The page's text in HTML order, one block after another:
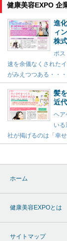
健康美容EXPO 企
進
ィ
株
ポス
速を余儀なくされた
がみえつつある・・・
髪
近
ヘア
い
社が掲げるのは「幸
ホーム
健康美容EXPOとは
サイトマップ